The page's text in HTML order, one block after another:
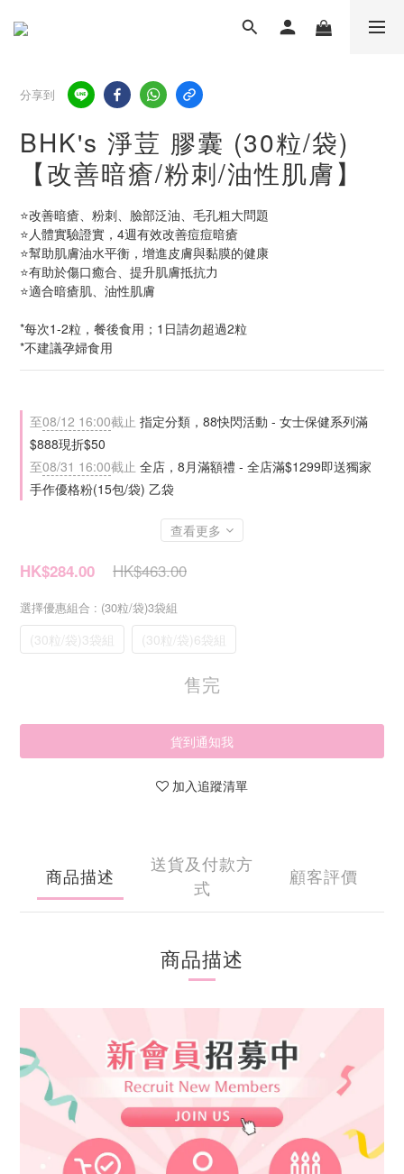
分享到
BHK's 淨荳 膠囊 (30粒/袋)
【改善暗瘡/粉刺/油性肌膚】
⭐改善暗瘡、粉刺、臉部泛油、毛孔粗大問題
⭐人體實驗證實，4週有效改善痘痘暗瘡
⭐幫助肌膚油水平衡，增進皮膚與黏膜的健康
⭐有助於傷口癒合、提升肌膚抵抗力
⭐適合暗瘡肌、油性肌膚
*每次1-2粒，餐後食用；1日請勿超過2粒
*不建議孕婦食用
至08/12 16:00截止 指定分類，88快閃活動 - 女士保健系列滿
$888現折$50
至08/31 16:00截止 全店，8月滿額禮 - 全店滿$1299即送獨家
手作優格粉(15包/袋) 乙袋
查看更多
HK$463.00
HK$284.00
選擇優惠組合 : (30粒/袋)3袋組
(30粒/袋)3袋組 (30粒/袋)6袋組
售完
貨到通知我
加入追蹤清單
商品描述
送貨及付款方
式
顧客評價
商品描述